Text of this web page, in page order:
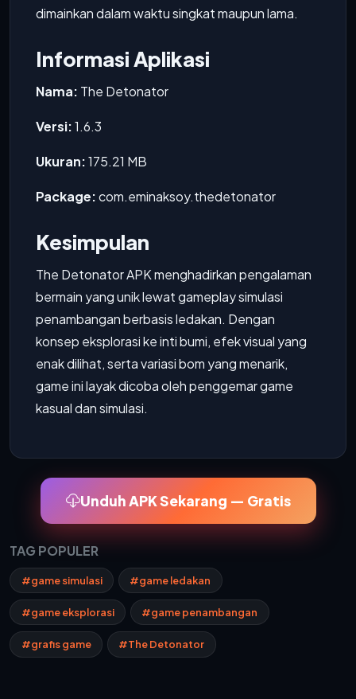
dimainkan dalam waktu singkat maupun lama.
Informasi Aplikasi
Nama: The Detonator
Versi:1.6.3
Ukuran:175.21 MB
Package:com.eminaksoy.thedetonator
Kesimpulan
The Detonator APK menghadirkan pengalaman
bermain yang unik lewat gameplay simulasi
penambangan berbasis ledakan. Dengan
konsep eksplorasi ke inti bumi, efek visual yang
enak dilihat, serta variasi bom yang menarik,
game ini layak dicoba oleh penggemar game
kasual dan simulasi.
Unduh APK Sekarang — Gratis
TAG POPULER
#game simulasi #game ledakan
#game eksplorasi #game penambangan
#grafis game #The Detonator